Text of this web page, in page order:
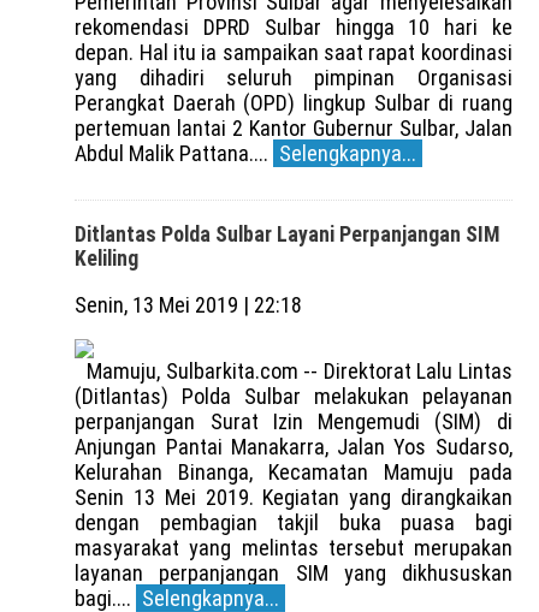
rekomendasi DPRD Sulbar hingga 10 hari ke
depan. Hal itu ia sampaikan saat rapat koordinasi
yang dihadiri seluruh pimpinan Organisasi
Perangkat Daerah (OPD) lingkup Sulbar di ruang
pertemuan lantai 2 Kantor Gubernur Sulbar, Jalan
Abdul Malik Pattana.... Selengkapnya...
Ditlantas Polda Sulbar Layani Perpanjangan SIM
Keliling
Senin, 13 Mei 2019 | 22:18
Mamuju, Sulbarkita.com -- Direktorat Lalu Lintas
(Ditlantas) Polda Sulbar melakukan pelayanan
perpanjangan Surat Izin Mengemudi (SIM) di
Anjungan Pantai Manakarra, Jalan Yos Sudarso,
Kelurahan Binanga, Kecamatan Mamuju pada
Senin 13 Mei 2019. Kegiatan yang dirangkaikan
dengan pembagian takjil buka puasa bagi
masyarakat yang melintas tersebut merupakan
layanan perpanjangan SIM yang dikhususkan
bagi.... Selengkapnya...